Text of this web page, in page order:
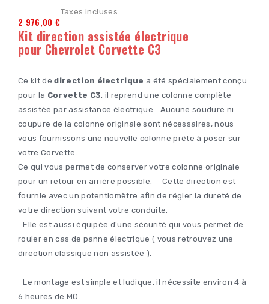
2 976,00 €
Taxes incluses
Kit direction assistée électrique
pour Chevrolet Corvette C3
Ce kit dedirection électrique a été spécialement conçu
pour la Corvette C3, il reprend une colonne complète
assistée par assistance électrique. Aucune soudure ni
coupure de la colonne originale sont nécessaires, nous
vous fournissons une nouvelle colonne prête à poser sur
votre Corvette.
Ce qui vous permet de conserver votre colonne originale
pour un retour en arrière possible. Cette direction est
fournie avec un potentiomètre afin de régler la dureté de
votre direction suivant votre conduite.
Elle est aussi équipée d'une sécurité qui vous permet de
rouler en cas de panne électrique ( vous retrouvez une
direction classique non assistée ).
Le montage est simple et ludique, il nécessite environ 4 à
6 heures de MO.